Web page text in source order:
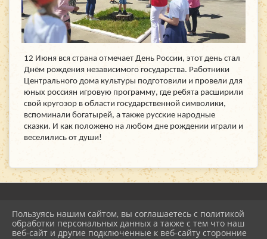
12 Июня вся страна отмечает День России, этот день стал
Днём рождения независимого государства. Работники
Центрального дома культуры подготовили и провели для
юных россиян игровую программу, где ребята расширили
свой кругозор в области государственной символики,
вспоминали богатырей, а также русские народные
сказки. И как положено на любом дне рождении играли и
веселились от души!
2026 г. mu-emcdk.ru
Вход
Пользуясь нашим сайтом, вы соглашаетесь с политикой
обработки персональных данных а также с тем что наш
веб-сайт и другие подключенные к веб-сайту сторонние